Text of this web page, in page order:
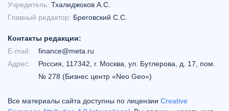
Учредитель: Тхалиджоков А.С.
Главный редактор: Бреговский С.С.
Контакты редакции:
E-mail:
finance@meta.ru
Адрес:
Россия, 117342, г. Москва, ул. Бутлерова, д. 17, пом.
№ 278 (Бизнес центр «Neo Geo»)
Все материалы сайта доступны по лицензии Creative